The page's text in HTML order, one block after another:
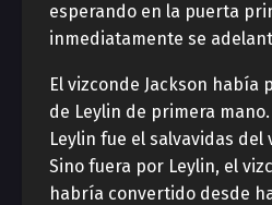
esperando en la puerta
inmediatamente se
El vizconde Jackson había
de Leylin de primera
Leylin fue el salvavidas del
Sino fuera por Leylin, el
habría convertido desde